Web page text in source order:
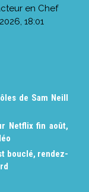
en Chef
18:01
de Sam Neill
Netflix fin août,
bouclé, rendez-